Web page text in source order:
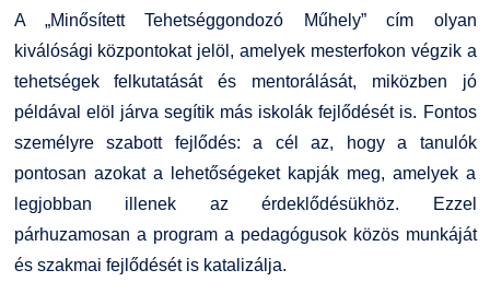
A „Minősített Tehetséggondozó Műhely” cím olyan
kiválósági központokat jelöl, amelyek mesterfokon végzik a
tehetségek felkutatását és mentorálását, miközben jó
példával elöl járva segítik más iskolák fejlődését is. Fontos
személyre szabott fejlődés: a cél az, hogy a tanulók
pontosan azokat a lehetőségeket kapják meg, amelyek a
legjobban illenek az érdeklődésükhöz. Ezzel
párhuzamosan a program a pedagógusok közös munkáját
és szakmai fejlődését is katalizálja.